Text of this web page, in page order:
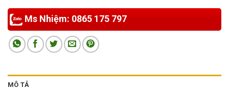
Ms Nhiệm: 0865 175 797
MÔ TẢ